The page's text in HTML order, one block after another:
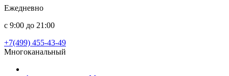
Ежедневно
с 9:00 до 21:00
+7(499) 455-43-49
Многоканальный